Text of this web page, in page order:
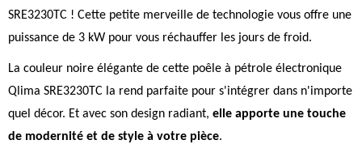
SRE3230TC ! Cette petite merveille de technologie vous offre une
puissance de 3 kW pour vous réchauffer les jours de froid.
La couleur noire élégante de cette poêle à pétrole électronique
Qlima SRE3230TC la rend parfaite pour s'intégrer dans n'importe
quel décor. Et avec son design radiant, elle apporte une touche
de modernité et de style à votre pièce.